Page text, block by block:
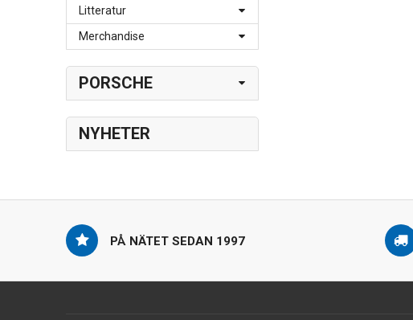
Litteratur
Merchandise
PORSCHE
NYHETER
PÅ NÄTET SEDAN 1997